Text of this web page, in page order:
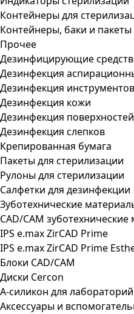
Контейнеры для
Контейнеры, баки и
Прочее
Дезинфицирующие
Дезинфекция
Дезинфекция
Дезинфекция кожи
Дезинфекция
Дезинфекция слепков
Крепированная бумага
Пакеты для стерилизации
Рулоны для стерилизации
Салфетки для дезинфекции
Зуботехнические
CAD/CAM
IPS e.max ZirCAD Prime
IPS e.max ZirCAD Prime
Блоки CAD/CAM
Диски Cercon
А-силикон для лабораторий
Аксессуары и